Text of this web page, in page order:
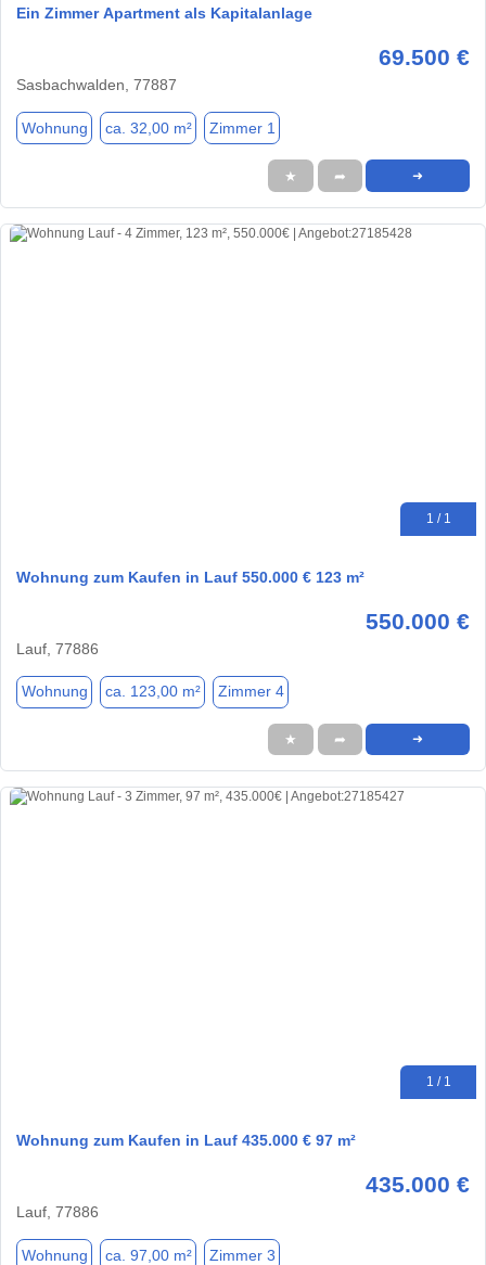
Ein Zimmer Apartment als Kapitalanlage
69.500 €
Sasbachwalden, 77887
Wohnung ca. 32,00 m² Zimmer 1
★ ➦ ➜
1 / 1
Wohnung zum Kaufen in Lauf 550.000 € 123 m²
550.000 €
Lauf, 77886
Wohnung ca. 123,00 m² Zimmer 4
★ ➦ ➜
1 / 1
Wohnung zum Kaufen in Lauf 435.000 € 97 m²
435.000 €
Lauf, 77886
Wohnung ca. 97,00 m² Zimmer 3